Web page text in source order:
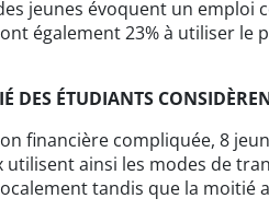
jeunes évoquent un
également 23% à utiliser
DES ÉTUDIANTS
financière compliquée, 8
utilisent ainsi les modes de
tandis que la moitié